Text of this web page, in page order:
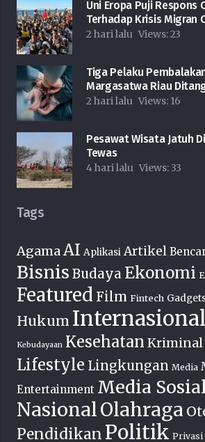
Uni Eropa Puji Respons
Terhadap Krisis Migran
2 hari lalu Views:23
Tiga Pelaku
Margasatwa Riau
2 hari lalu Views: 16
Pesawat Wisata Jatuh
Tewas
4 hari lalu Views: 33
Tags
AgamaAI Aplikasi Artikel
Bisnis Budaya Ekonomi
Featured Film Fintech
Hukum Internasional
Kebudayaan Kesehatan Kriminal
Lifestyle Lingkungan Media
Entertainment Media
NasionalOlahraga
Pendidikan Politik Privasi